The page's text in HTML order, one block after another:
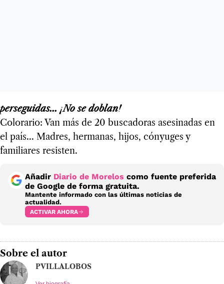
perseguidas... ¡No se doblan!
Colorario: Van más de 20 buscadoras asesinadas en
el país... Madres, hermanas, hijos, cónyuges y
familiares resisten.
Añadir Diario de Morelos como fuente preferida
de Google de forma gratuita.
Mantente informado con las últimas noticias de
actualidad.
ACTIVAR AHORA
Sobre el autor
PVILLALOBOS